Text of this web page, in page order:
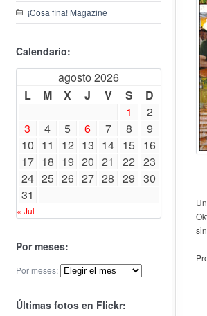
¡Cosa fina! Magazine
Calendario:
agosto 2026
L
M X J V S
D
1
2
3
4 5 6 7 8
9
10 11 12 13 14 15 16
17 18 19 20 21 22 23
24 25 26 27 28 29 30
31
« Jul
Por meses:
Por meses:
Últimas fotos en Flickr: